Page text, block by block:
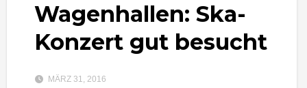
Wagenhallen: Ska-
Konzert gut besucht
MÄRZ 31, 2016